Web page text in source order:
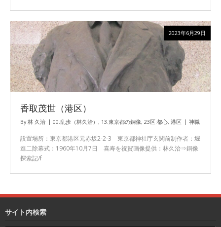
香取茂世（港区）
By林 久治 00.乱歩（林久治） , 13.東京都の銅像, 23区:都心, 港区 神職
設置場所：東京都港区元赤坂2-2-3 東京都神社庁玄関前制作者：堀
進二除幕式：1960年10月7日 喜寿を祝賀画像提供：林久治⇒銅像
探索記/f
2023年6月29日
サイト内検索